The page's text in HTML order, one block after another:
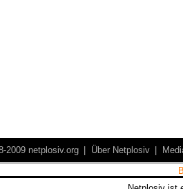
2009 netplosiv.org Über Netplosiv